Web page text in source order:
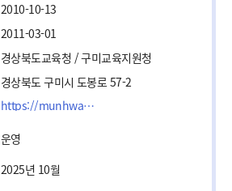
2010-10-13
2011-03-01
경상북도교육청 / 구미교육지원청
경상북도 구미시 도봉로 57-2
https://munhwakids.moapp.kr
운영
2025년 10월